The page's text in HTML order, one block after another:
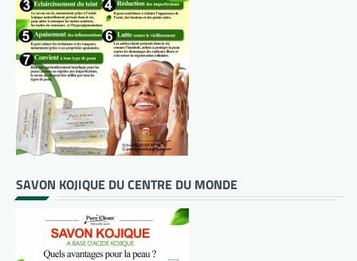
SAVON KOJIQUE DU CENTRE DU MONDE